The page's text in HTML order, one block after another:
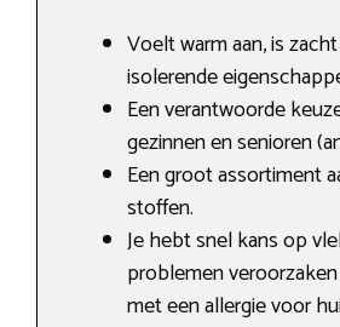
Voelt warm aan, is
isolerende
Een verantwoorde
gezinnen en senioren
Een groot assortiment
stoffen.
Je hebt snel kans op
problemen
met een allergie voor